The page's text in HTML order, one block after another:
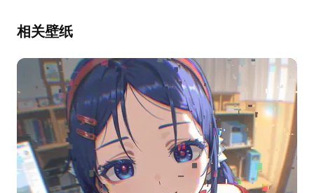
相关壁纸